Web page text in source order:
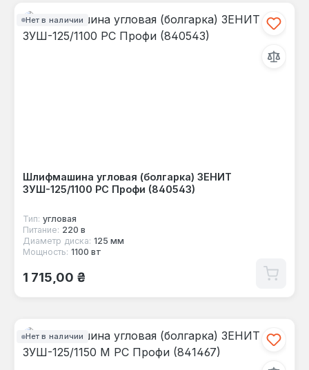
Нет в наличии
Шлифмашина угловая (болгарка) ЗЕНИТ
ЗУШ-125/1100 РС Профи (840543)
Тип: угловая
Питание: 220 в
Диаметр диска: 125 мм
Мощность: 1100 вт
Обычная цена:
1 715,00 ₴
Нет в наличии